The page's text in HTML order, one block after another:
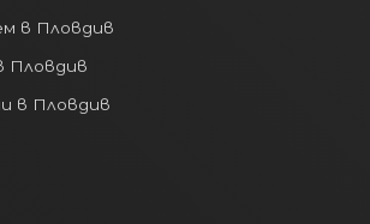
в Пловдив
Пловдив
в Пловдив